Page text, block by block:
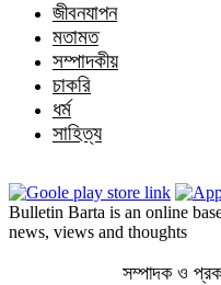
জীবনযাপন
মতামত
সম্পাদকীয়
চাকরি
ধর্ম
সাহিত্য
Bulletin Barta is an online
news, views and thoughts
সম্পাদক ও